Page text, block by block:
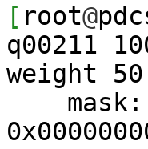
[ root@
q00211
weight 50
mask: